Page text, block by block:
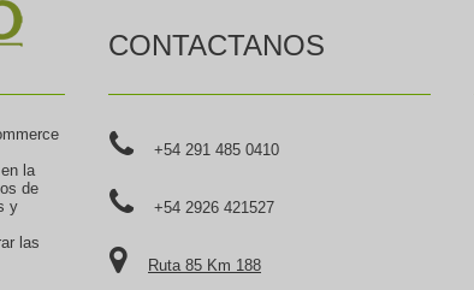
la
de
y
las
CONTACTANOS
+54 291 485 0410
+54 2926 421527
Ruta 85 Km 188